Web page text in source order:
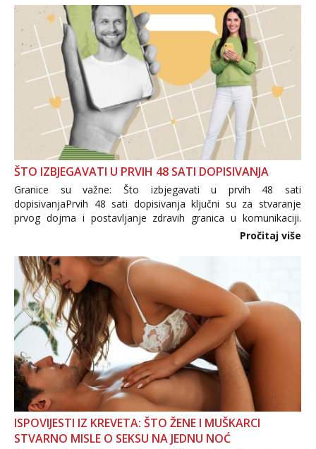
ŠTO IZBJEGAVATI U PRVIH 48 SATI DOPISIVANJA
Granice su važne: Što izbjegavati u prvih 48 sati
dopisivanjaPrvih 48 sati dopisivanja ključni su za stvaranje
prvog dojma i postavljanje zdravih granica u komunikaciji.
Važno je izbjeći prebrzo otkrivanje osobnih ili intimnih
informacija, jer nepoznata osoba još nije zaslužila to
povjerenje. Takođe...
Pročitaj više
ISPOVIJESTI IZ KREVETA: ŠTO ŽENE I MUŠKARCI
STVARNO MISLE O SEKSU NA JEDNU NOĆ